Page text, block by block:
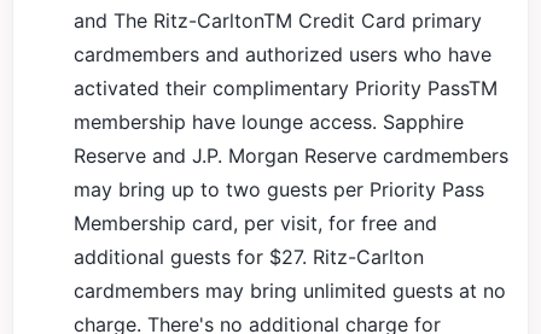
and The Ritz-CarltonTM Credit Card primary
cardmembers and authorized users who have
activated their complimentary Priority PassTM
membership have lounge access. Sapphire
Reserve and J.P. Morgan Reserve cardmembers
may bring up to two guests per Priority Pass
Membership card, per visit, for free and
additional guests for $27. Ritz-Carlton
cardmembers may bring unlimited guests at no
charge. There's no additional charge for